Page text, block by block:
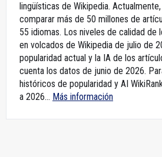
lingüísticas de Wikipedia.
comparar más de 50 millones de
55 idiomas. Los niveles de calidad de
en volcados de Wikipedia de julio de
popularidad actual y la IA de los
cuenta los datos de junio de 2026.
históricos de popularidad y AI
a 2026... Más información